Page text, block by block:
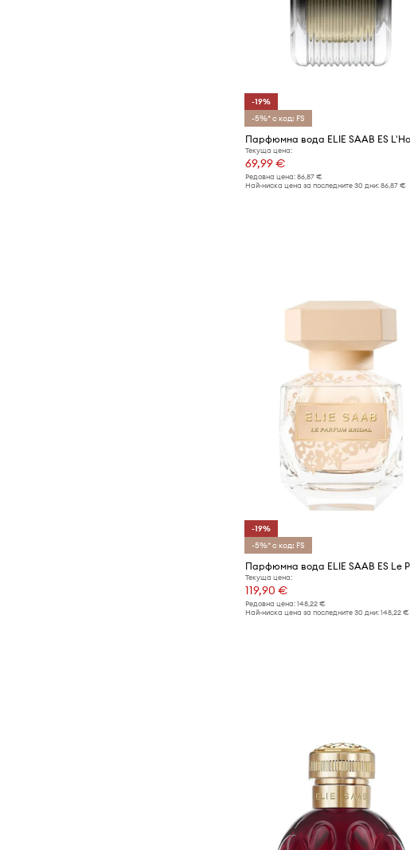
-19%
-5%* с код: FS
Текуща цена:
69,99 €
Редовна цена: 86,87 €
Най-ниска цена за последните 30 дни: 86,87 €
-19%
-5%* с код: FS
Текуща цена:
119,90 €
Редовна цена: 148,22 €
Най-ниска цена за последните 30 дни: 148,22 €